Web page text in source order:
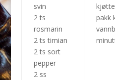
svin
2 ts
rosmarin
2 ts timian
2 ts sort
pepper
2 ss
pakk